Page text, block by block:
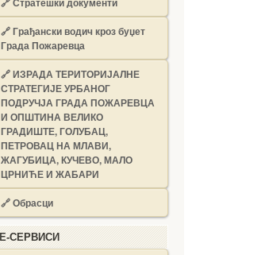
🔗Грађански водич кроз буџет
Града Пожаревца
🔗ИЗРАДА ТЕРИТОРИЈАЛНЕ
СТРАТЕГИЈЕ УРБАНОГ
ПОДРУЧЈА ГРАДА ПОЖАРЕВЦА
И ОПШТИНА ВЕЛИКО
ГРАДИШТЕ, ГОЛУБАЦ,
ПЕТРОВАЦ НА МЛАВИ,
ЖАГУБИЦА, КУЧЕВО, МАЛО
ЦРНИЋЕ И ЖАБАРИ
🔗Обрасци
Е-СЕРВИСИ